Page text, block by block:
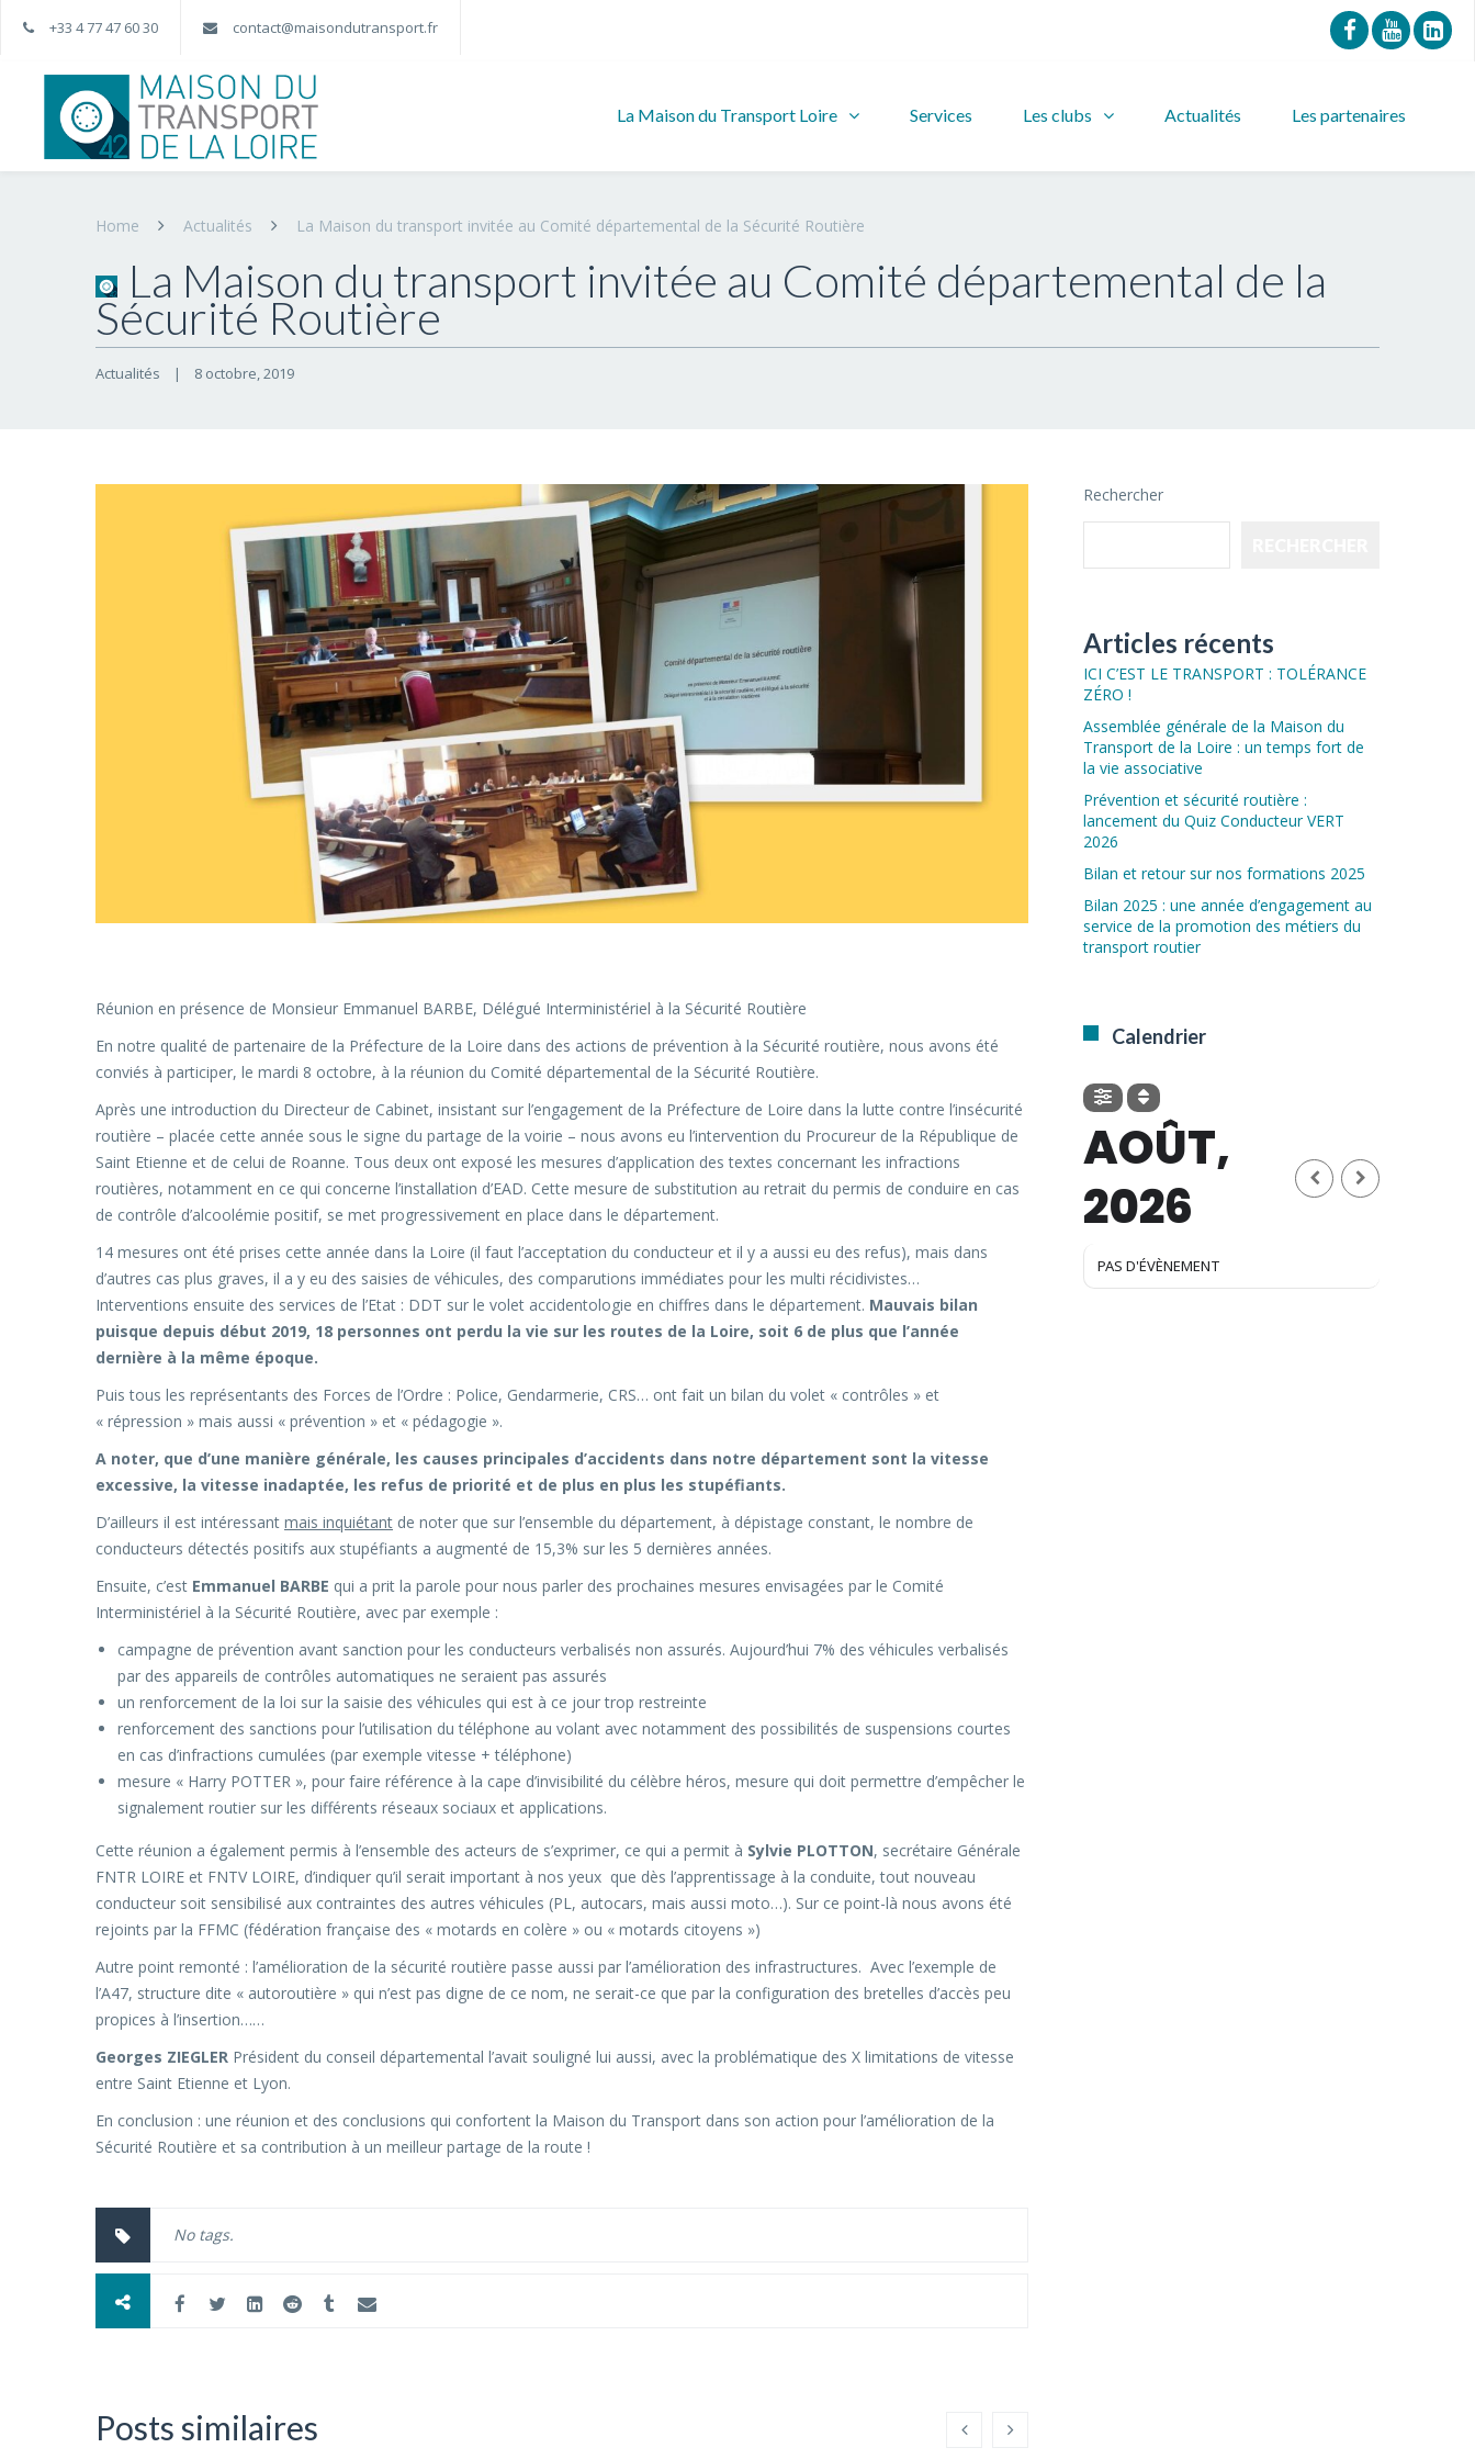
+33 4 77 47 60 30 contact@maisondutransport.fr
La Maison du Transport Loire Services Les clubs Actualités Les partenaires
Home Actualités La Maison du transport invitée au Comité départemental de la Sécurité Routière
La Maison du transport invitée au Comité départemental de la
Sécurité Routière
Actualités | 8 octobre, 2019
Réunion en présence de Monsieur Emmanuel BARBE, Délégué Interministériel à la Sécurité Routière
En notre qualité de partenaire de la Préfecture de la Loire dans des actions de prévention à la Sécurité routière, nous avons été
conviés à participer, le mardi 8 octobre, à la réunion du Comité départemental de la Sécurité Routière.
Après une introduction du Directeur de Cabinet, insistant sur l’engagement de la Préfecture de Loire dans la lutte contre l’insécurité
routière – placée cette année sous le signe du partage de la voirie – nous avons eu l’intervention du Procureur de la République de
Saint Etienne et de celui de Roanne. Tous deux ont exposé les mesures d’application des textes concernant les infractions
routières, notamment en ce qui concerne l’installation d’EAD. Cette mesure de substitution au retrait du permis de conduire en cas
de contrôle d’alcoolémie positif, se met progressivement en place dans le département.
14 mesures ont été prises cette année dans la Loire (il faut l’acceptation du conducteur et il y a aussi eu des refus), mais dans
d’autres cas plus graves, il a y eu des saisies de véhicules, des comparutions immédiates pour les multi récidivistes…
Interventions ensuite des services de l’Etat : DDT sur le volet accidentologie en chiffres dans le département. Mauvais bilan
puisque depuis début 2019, 18 personnes ont perdu la vie sur les routes de la Loire, soit 6 de plus que l’année
dernière à la même époque.
Puis tous les représentants des Forces de l’Ordre : Police, Gendarmerie, CRS… ont fait un bilan du volet « contrôles » et
« répression » mais aussi « prévention » et « pédagogie ».
A noter, que d’une manière générale, les causes principales d’accidents dans notre département sont la vitesse
excessive, la vitesse inadaptée, les refus de priorité et de plus en plus les stupéfiants.
D’ailleurs il est intéressant mais inquiétant de noter que sur l’ensemble du département, à dépistage constant, le nombre de
conducteurs détectés positifs aux stupéfiants a augmenté de 15,3% sur les 5 dernières années.
Ensuite, c’est Emmanuel BARBE qui a prit la parole pour nous parler des prochaines mesures envisagées par le Comité
Interministériel à la Sécurité Routière, avec par exemple :
campagne de prévention avant sanction pour les conducteurs verbalisés non assurés. Aujourd’hui 7% des véhicules verbalisés
par des appareils de contrôles automatiques ne seraient pas assurés
un renforcement de la loi sur la saisie des véhicules qui est à ce jour trop restreinte
renforcement des sanctions pour l’utilisation du téléphone au volant avec notamment des possibilités de suspensions courtes
en cas d’infractions cumulées (par exemple vitesse + téléphone)
mesure « Harry POTTER », pour faire référence à la cape d’invisibilité du célèbre héros, mesure qui doit permettre d’empêcher le
signalement routier sur les différents réseaux sociaux et applications.
Cette réunion a également permis à l’ensemble des acteurs de s’exprimer, ce qui a permit à Sylvie PLOTTON, secrétaire Générale
FNTR LOIRE et FNTV LOIRE, d’indiquer qu’il serait important à nos yeux que dès l’apprentissage à la conduite, tout nouveau
conducteur soit sensibilisé aux contraintes des autres véhicules (PL, autocars, mais aussi moto…). Sur ce point-là nous avons été
rejoints par la FFMC (fédération française des « motards en colère » ou « motards citoyens »)
Autre point remonté : l’amélioration de la sécurité routière passe aussi par l’amélioration des infrastructures. Avec l’exemple de
l’A47, structure dite « autoroutière » qui n’est pas digne de ce nom, ne serait-ce que par la configuration des bretelles d’accès peu
propices à l’insertion……
Georges ZIEGLER Président du conseil départemental l’avait souligné lui aussi, avec la problématique des X limitations de vitesse
entre Saint Etienne et Lyon.
En conclusion : une réunion et des conclusions qui confortent la Maison du Transport dans son action pour l’amélioration de la
Sécurité Routière et sa contribution à un meilleur partage de la route !
No tags.
Posts similaires
Rechercher
Articles récents
ICI C’EST LE TRANSPORT : TOLÉRANCE
ZÉRO !
Assemblée générale de la Maison du
Transport de la Loire : un temps fort de
la vie associative
Prévention et sécurité routière :
lancement du Quiz Conducteur VERT
2026
Bilan et retour sur nos formations 2025
Bilan 2025 : une année d’engagement au
service de la promotion des métiers du
transport routier
Calendrier
AOÛT,
2026
PAS D'ÉVÈNEMENT